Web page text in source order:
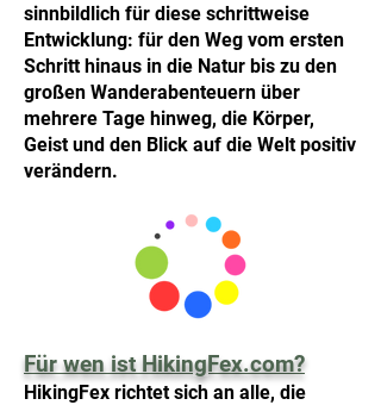
sinnbildlich für diese schrittweise
Entwicklung: für den Weg vom ersten
Schritt hinaus in die Natur bis zu den
großen Wanderabenteuern über
mehrere Tage hinweg, die Körper,
Geist und den Blick auf die Welt positiv
verändern.
Für wen ist HikingFex.com?
HikingFex richtet sich an alle, die